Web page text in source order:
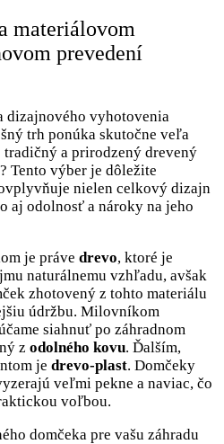
materiálovom
prevedení
dizajnového vyhotovenia
trh ponúka skutočne veľa
a prirodzený drevený
Tento výber je dôležite
nielen celkový dizajn
aj odolnosť a nároky na jeho
je práve drevo, ktoré je
naturálnemu vzhľadu, avšak
zhotovený z tohto materiálu
údržbu. Milovníkom
siahnuť po záhradnom
z odolného kovu. Ďalším,
je drevo-plast. Domčeky
veľmi pekne a naviac, čo
voľbou.
domčeka pre vašu záhradu